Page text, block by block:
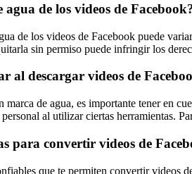
de los videos de
de los videos de Facebook puede
sin permiso puede infringir los
al descargar videos de
de agua, es importante tener en
al utilizar ciertas herramientas.
para convertir videos de
que te permiten convertir